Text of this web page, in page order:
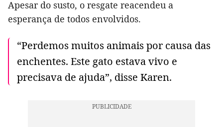
Apesar do susto, o resgate reacendeu a
esperança de todos envolvidos.
“Perdemos muitos animais por causa das
enchentes. Este gato estava vivo e
precisava de ajuda”, disse Karen.